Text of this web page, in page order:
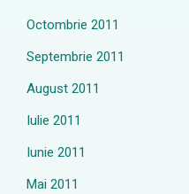
Octombrie 2011
Septembrie 2011
August 2011
Iulie 2011
Iunie 2011
Mai 2011